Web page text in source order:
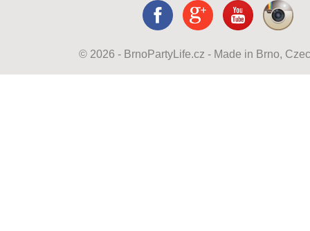
© 2026 - BrnoPartyLife.cz - Made in Brno,